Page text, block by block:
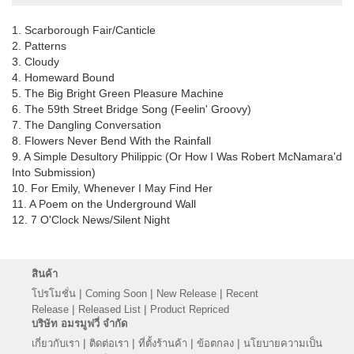
1. Scarborough Fair/Canticle
2. Patterns
3. Cloudy
4. Homeward Bound
5. The Big Bright Green Pleasure Machine
6. The 59th Street Bridge Song (Feelin' Groovy)
7. The Dangling Conversation
8. Flowers Never Bend With the Rainfall
9. A Simple Desultory Philippic (Or How I Was Robert McNamara'd
Into Submission)
10. For Emily, Whenever I May Find Her
11. A Poem on the Underground Wall
12. 7 O'Clock News/Silent Night
สินค้า
โปรโมชั่น | Coming Soon | New Release | Recent
Release | Released List | Product Repriced
บริษัท อมรมูฟวี่ จำกัด
เกี่ยวกับเรา | ติดต่อเรา | ที่ตั้งร้านค้า | ข้อตกลง | นโยบายความเป็น